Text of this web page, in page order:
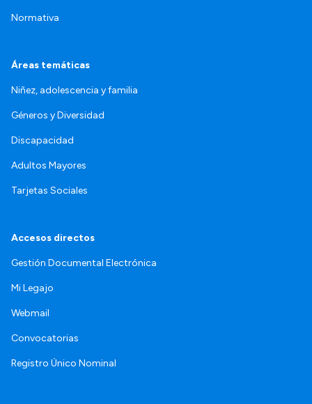
Normativa
Áreas temáticas
Niñez, adolescencia y familia
Géneros y Diversidad
Discapacidad
Adultos Mayores
Tarjetas Sociales
Accesos directos
Gestión Documental Electrónica
Mi Legajo
Webmail
Convocatorias
Registro Único Nominal